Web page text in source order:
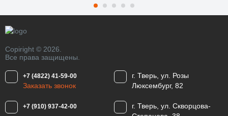
Copiright © 2026.
Все права защищены.
+7 (4822) 41-59-00
Заказать звонок
г. Тверь, ул. Розы
Люксембург, 82
+7 (910) 937-42-00
г. Тверь, ул. Скворцова-